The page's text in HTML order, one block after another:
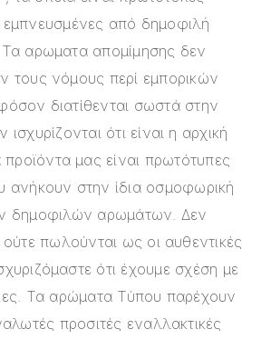
εμπνευσμένες από δημοφιλή
αρωματα απομίμησης δεν
τους νόμους περί εμπορικών
διατίθενται σωστά στην
ότι είναι η αρχική
μας είναι πρωτότυπες
ανήκουν στην ίδια οσμοφωρική
δημοφιλών αρωμάτων. Δεν
πωλούνται ως οι αυθεντικές
ότι έχουμε σχέση με
Τα αρώματα Τύπου παρέχουν
προσιτές εναλλακτικές